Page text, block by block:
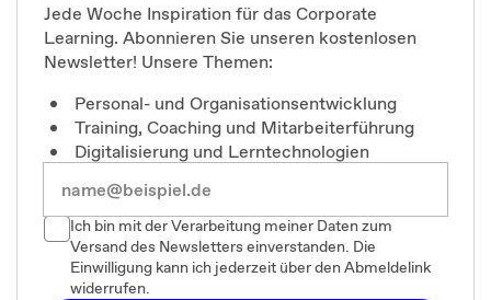
Jede Woche Inspiration für das Corporate
Learning. Abonnieren Sie unseren kostenlosen
Newsletter! Unsere Themen:
Personal- und Organisationsentwicklung
Training, Coaching und Mitarbeiterführung
Digitalisierung und Lerntechnologien
Ich bin mit der Verarbeitung meiner Daten zum
Versand des Newsletters einverstanden. Die
Einwilligung kann ich jederzeit über den Abmeldelink
widerrufen.